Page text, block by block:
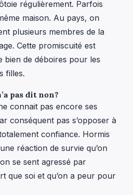
régulièrement. Parfois
maison. Au pays, on
plusieurs membres de la
Cette promiscuité est
bien de déboires pour les
filles.
pas dit non?
connait pas encore ses
conséquent pas s’opposer à
confiance. Hormis
réaction de survie qu’on
se sent agressé par
que soi et qu’on a peur pour